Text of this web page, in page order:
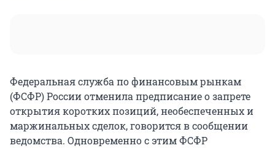
Федеральная служба по финансовым рынкам
(ФСФР) России отменила предписание о запрете
открытия коротких позиций, необеспеченных и
маржинальных сделок, говорится в сообщении
ведомства. Одновременно с этим ФСФР